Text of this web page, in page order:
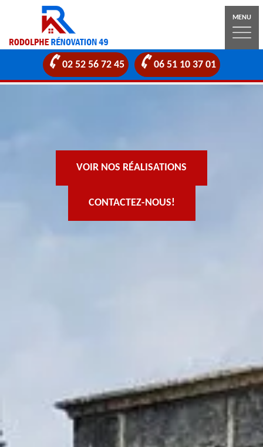
MENU
02 52 56 72 45 06 51 10 37 01
VOIR NOS RÉALISATIONS
CONTACTEZ-NOUS!